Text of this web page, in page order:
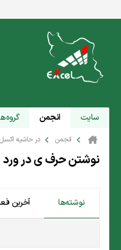
سایت انجمن
انجمن در حاشیه اکسل
نوشتن حرف ی در ورد
نوشته‌ها آخرین